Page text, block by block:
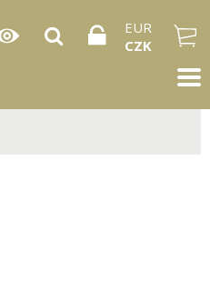
EUR
CZK